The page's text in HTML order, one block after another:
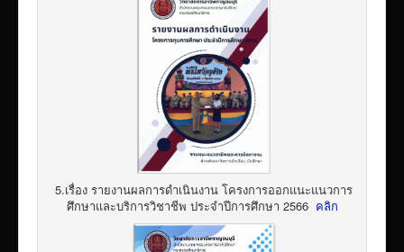
5.เรื่อง รายงานผลการดำเนินงาน โครงการออกแนะแนวการ
ศึกษาและบริการวิชาชีพ ประจำปีการศึกษา 2566 คลิก